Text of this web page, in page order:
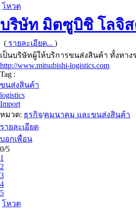
โหวต
บริษัท มิตซูบิชิ โลจิส
( รายละเอียด... )
เป็นบริษัทผู้ให้บริการขนส่งสินค้า ทั้งทาง
http://www.mitsubishi-logistics.com
Tag :
ขนส่งสินค้า
logistics
Import
หมวด: ธุรกิจ/คมนาคม และขนส่งสินค้า
รายละเอียด
บอกเพื่อน
0/5
1
2
3
4
5
โหวต